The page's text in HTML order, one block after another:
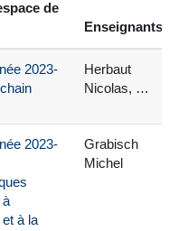
de
Enseignants
2023-
Herbaut
Nicolas, …
2023-
à
et à la
Grabisch
Michel